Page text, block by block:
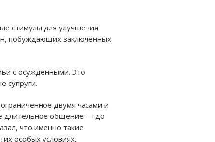
стимулы для улучшения
побуждающих заключенных
с осужденными. Это
супруги.
двумя часами и
длительное общение — до
что именно такие
особых условиях.